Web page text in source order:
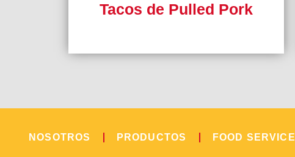
Tacos de Pulled Pork
NOSOTROS PRODUCTOS FOOD SERVICE